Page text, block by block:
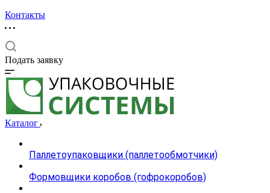
Контакты
Подать заявку
Каталог
Паллетоупаковщики (паллетообмотчики)
Формовщики коробов (гофрокоробов)